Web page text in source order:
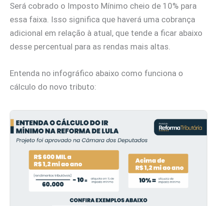
Será cobrado o Imposto Mínimo cheio de 10% para
essa faixa. Isso significa que haverá uma cobrança
adicional em relação à atual, que tende a ficar abaixo
desse percentual para as rendas mais altas.
Entenda no infográfico abaixo como funciona o
cálculo do novo tributo: